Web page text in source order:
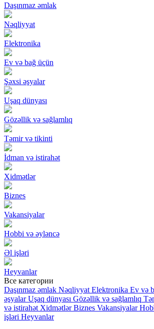
Daşınmaz əmlak
Nəqliyyat
Elektronika
Ev və bağ üçün
Şəxsi əşyalar
Uşaq dünyası
Gözəllik və sağlamlıq
Təmir və tikinti
İdman və istirahət
Xidmətlər
Biznes
Vakansiyalar
Hobbi və əyləncə
Əl işləri
Heyvanlar
Все категории
Daşınmaz əmlak Nəqliyyat Elektronika Ev və
əşyalar Uşaq dünyası Gözəllik və sağlamlıq
və istirahət Xidmətlər Biznes Vakansiyalar
işləri Heyvanlar